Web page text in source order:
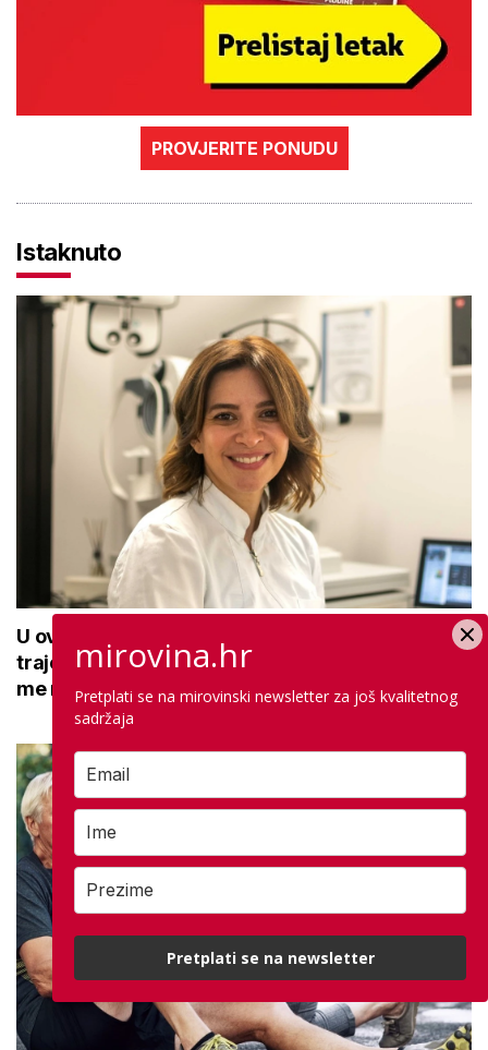
PROVJERITE PONUDU
Istaknuto
U ovoj optici rade najdetaljniji pregled vida,
traje sat vremena: Bila sam na njemu, evo što
me naučio
mirovina.hr
Pretplati se na mirovinski newsletter za još kvalitetnog
sadržaja
Pretplati se na newsletter